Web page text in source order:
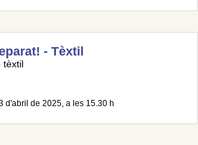
- Tèxtil
d'abril de 2025, a les 15.30 h